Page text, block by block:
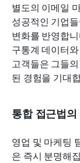
별도의 이메일
성공적인 기업
변화를 반영합
구통계 데이터
고객들은 그들
된 경험을 기대
통합 접근법의
영업 및 마케팅
은 즉시 분명해